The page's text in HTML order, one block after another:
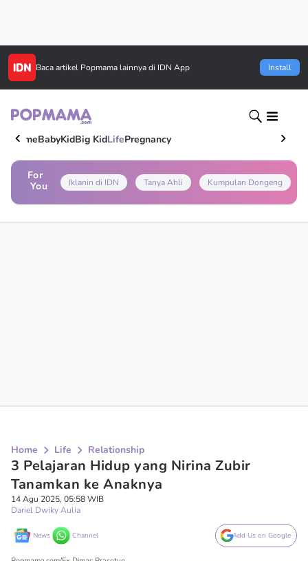
Baca artikel Popmama lainnya di IDN App Install
HomeBabyKidBig KidLifePregnancy
For
You
Iklanin di IDN Tanya Ahli Kumpulan Dongeng
Home Life Relationship
3 Pelajaran Hidup yang Nirina Zubir
Tanamkan ke Anaknya
14 Agu 2025, 05:58 WIB
Dariel Dwiky Aulia
News Channel Add Us on Google